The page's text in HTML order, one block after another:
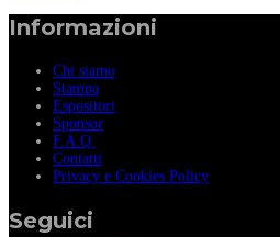
Informazioni
Chi siamo
Stampa
Espositori
Sponsor
F.A.Q.
Contatti
Privacy e Cookies Policy
Seguici